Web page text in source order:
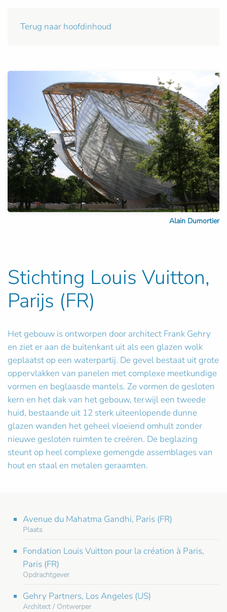
Terug naar hoofdinhoud
Alain Dumortier
Stichting Louis Vuitton,
Parijs (FR)
Het gebouw is ontworpen door architect Frank Gehry
en ziet er aan de buitenkant uit als een glazen wolk
geplaatst op een waterpartij. De gevel bestaat uit grote
oppervlakken van panelen met complexe meetkundige
vormen en beglaasde mantels. Ze vormen de gesloten
kern en het dak van het gebouw, terwijl een tweede
huid, bestaande uit 12 sterk uiteenlopende dunne
glazen wanden het geheel vloeiend omhult zonder
nieuwe gesloten ruimten te creëren. De beglazing
steunt op heel complexe gemengde assemblages van
hout en staal en metalen geraamten.
Avenue du Mahatma Gandhi, Paris (FR)
Plaats
Fondation Louis Vuitton pour la création à Paris,
Paris (FR)
Opdrachtgever
Gehry Partners, Los Angeles (US)
Architect / Ontwerper